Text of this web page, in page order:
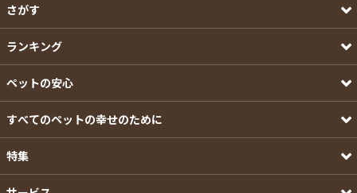
さがす
ランキング
ペットの安心
すべてのペットの幸せのために
特集